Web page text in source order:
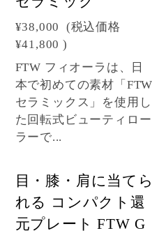
¥38,000
(税込価格
¥41,800 )
FTW フィオーラは、日
本で初めての素材「FTW
セラミックス」を使用し
た回転式ビューティロー
ラーで...
目・膝・肩に当てら
れる コンパクト還
元プレート FTW G